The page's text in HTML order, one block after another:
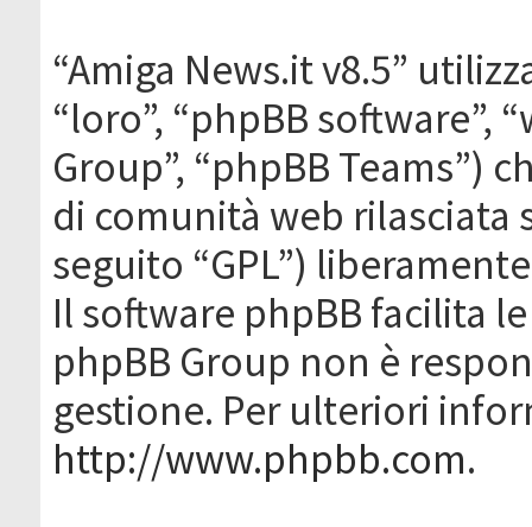
“Amiga News.it v8.5”
“loro”, “phpBB software”,
Group”, “phpBB Teams”)
di comunità web rilasciata
seguito “GPL”)
Il software phpBB facilita
phpBB Group non è
gestione. Per ulteriori
http://www.phpbb.com.